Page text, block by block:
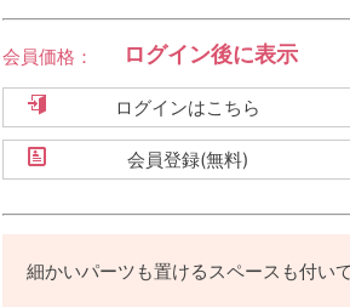
会員価格： ログイン後に表示
ログインはこちら
会員登録(無料)
細かいパーツも置けるスペースも付い